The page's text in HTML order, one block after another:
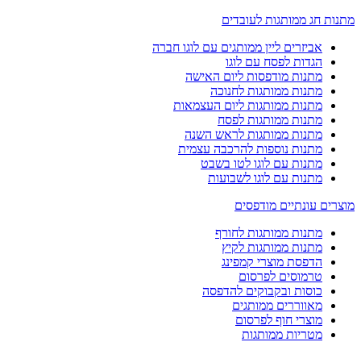
מתנות חג ממותגות לעובדים
אביזרים ליין ממותגים עם לוגו חברה
הגדות לפסח עם לוגו
מתנות מודפסות ליום האישה
מתנות ממותגות לחנוכה
מתנות ממותגות ליום העצמאות
מתנות ממותגות לפסח
מתנות ממותגות לראש השנה
מתנות נוספות להרכבה עצמית
מתנות עם לוגו לטו בשבט
מתנות עם לוגו לשבועות
מוצרים עונתיים מודפסים
מתנות ממותגות לחורף
מתנות ממותגות לקיץ
הדפסת מוצרי קמפינג
טרמוסים לפרסום
כוסות ובקבוקים להדפסה
מאווררים ממותגים
מוצרי חוף לפרסום
מטריות ממותגות